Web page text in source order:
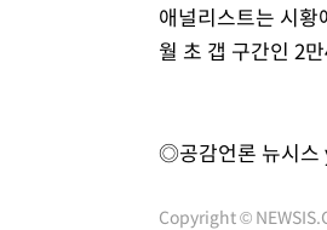
애널리스트는 시
월 초 갭 구간인 2
◎공감언론 뉴시스
Copyright ©